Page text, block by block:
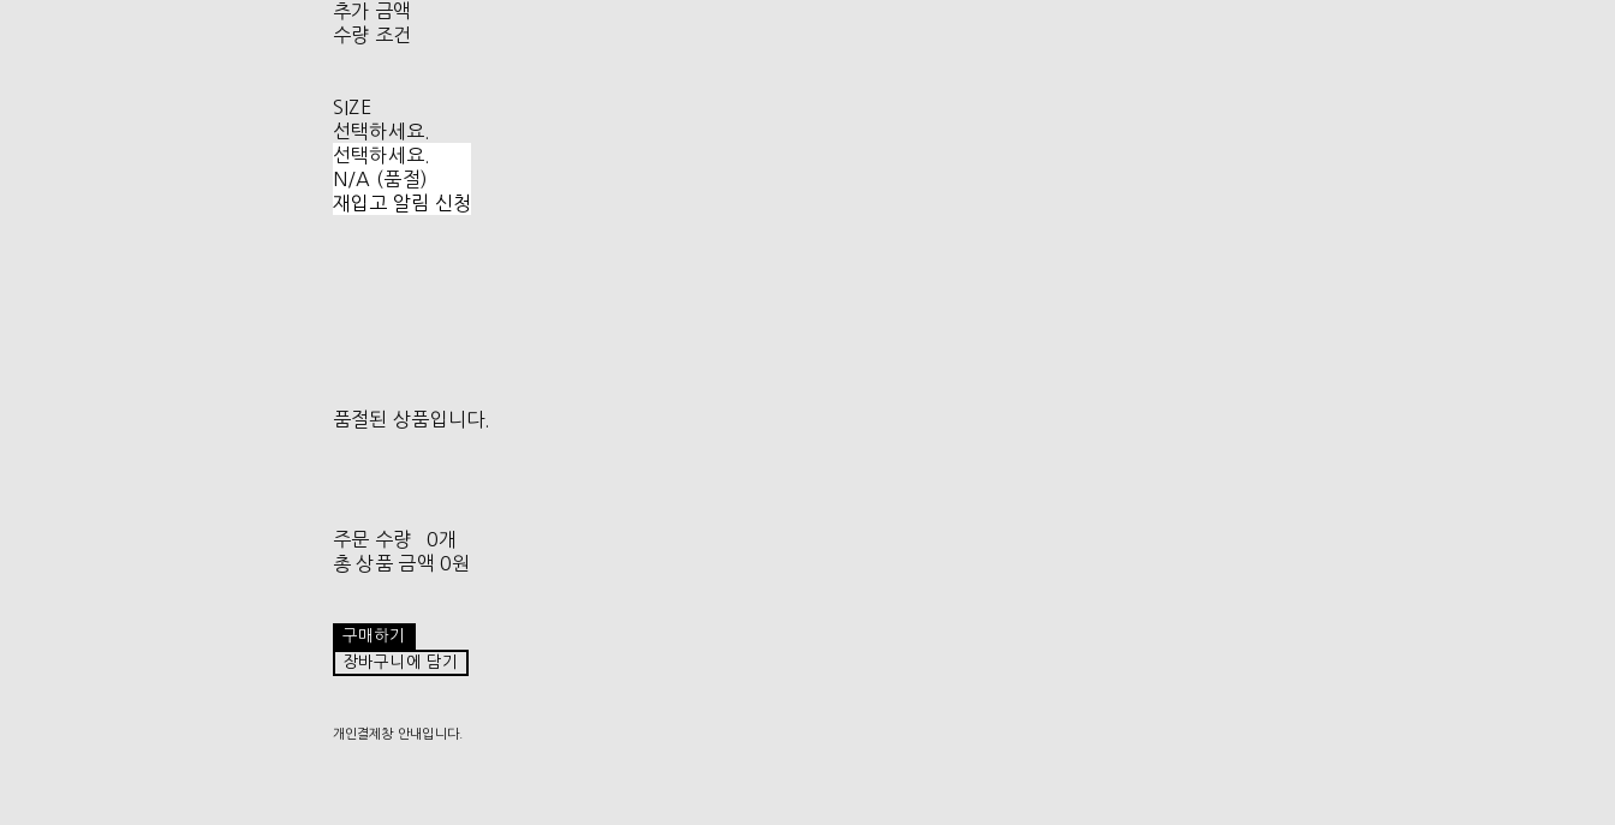
추가 금액
수량 조건
SIZE
선택하세요.
선택하세요.
N/A (품절)
재입고 알림 신청
품절된 상품입니다.
주문 수량
0개
총 상품 금액 0원
구매하기
장바구니에 담기
개인결제창 안내입니다.